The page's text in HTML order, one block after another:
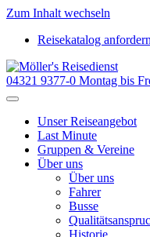
Zum Inhalt wechseln
Reisekatalog anfordern
04321 9377-0 Montag bis
Unser Reiseangebot
Last Minute
Gruppen & Vereine
Über uns
Über uns
Fahrer
Busse
Historie